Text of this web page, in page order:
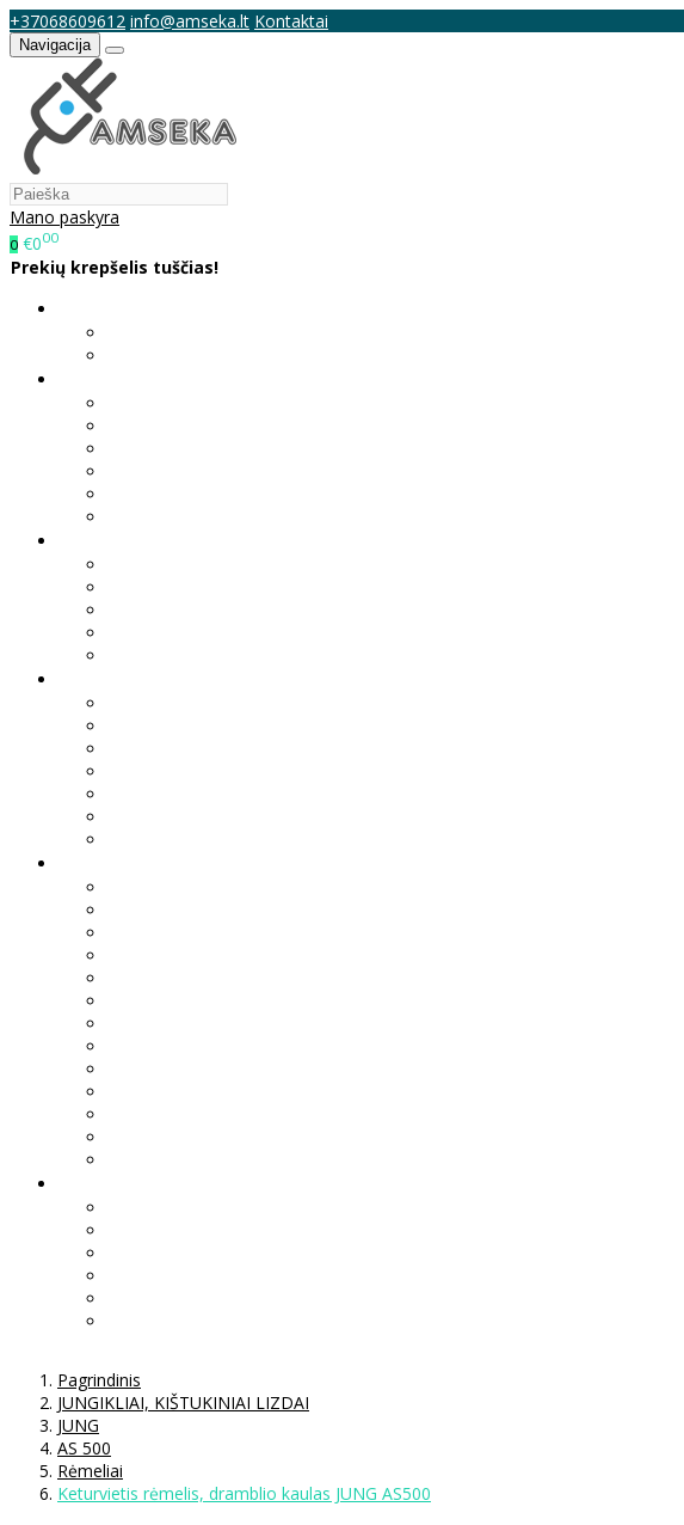
+37068609612 info@amseka.lt Kontaktai
Navigacija
Mano paskyra
0 €000
Prekių krepšelis tuščias!
Pagrindinis
JUNGIKLIAI, KIŠTUKINIAI LIZDAI
JUNG
AS 500
Rėmeliai
Keturvietis rėmelis, dramblio kaulas JUNG AS500